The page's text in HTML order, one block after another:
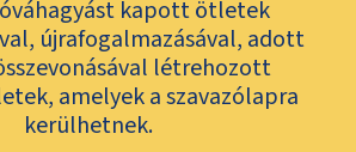
kapott ötletek
újrafogalmazásával, adott
létrehozott
amelyek a szavazólapra
kerülhetnek.